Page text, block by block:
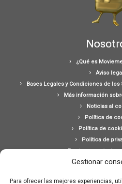
Gestionar
Para ofrecer las mejores experiencias,
¿Qué es
Aviso legal
Bases Legales y Condiciones de
Más información
Noticias al
Política de
Política de
Política de
Ponte en contacto